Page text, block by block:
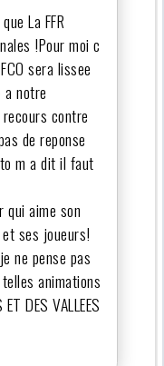
La FFR
!Pour moi c
sera lissee
notre
contre
de reponse
m a dit il faut
qui aime son
ses joueurs!
ne pense pas
animations
DES VALLEES